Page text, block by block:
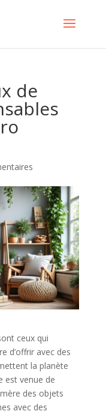
de
ceux qui
d’offrir avec des
la planète
est venue de
des objets
avec des